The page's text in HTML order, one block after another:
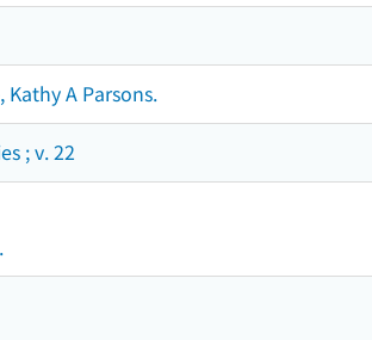
A Parsons.
; v. 22